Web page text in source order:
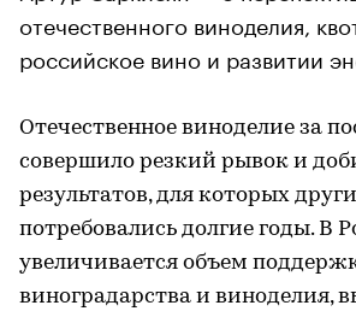
отечественного виноделия,
российское вино и развитии
Отечественное виноделие за
совершило резкий рывок и
результатов, для которых
потребовались долгие годы. В
увеличивается объем
виноградарства и виноделия,